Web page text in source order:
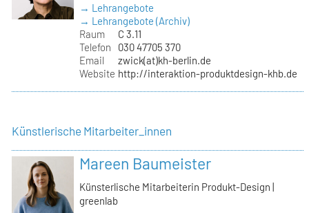
→ Lehrangebote
→ Lehrangebote (Archiv)
Raum
C 3.11
Telefon
030 47705 370
Email
zwick(at)kh-berlin.de
Website http://interaktion-produktdesign-khb.de
Künstlerische Mitarbeiter_innen
Mareen Baumeister
Künsterlische Mitarbeiterin Produkt-Design |
greenlab